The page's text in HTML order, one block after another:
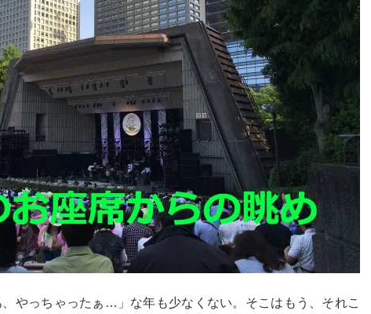
やっちゃったぁ…」な年も少なくない。そこはもう、それこ